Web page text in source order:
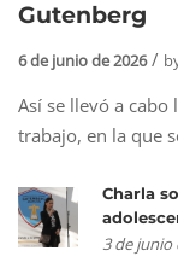
Gutenberg
6 de junio de 2026
Así se llevó a
trabajo, en la que
Charla
3 de junio